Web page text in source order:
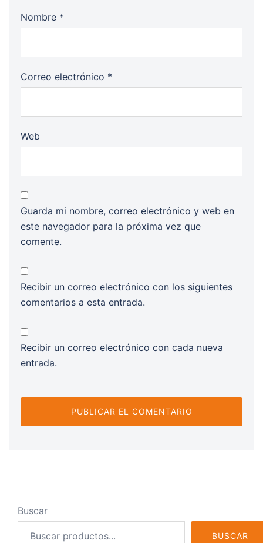
Nombre *
Correo electrónico *
Web
Guarda mi nombre, correo electrónico y web en
este navegador para la próxima vez que
comente.
Recibir un correo electrónico con los siguientes
comentarios a esta entrada.
Recibir un correo electrónico con cada nueva
entrada.
Buscar
BUSCAR